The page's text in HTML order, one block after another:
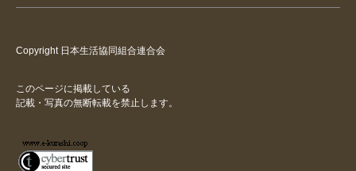
Copyright 日本生活協同組合連合会
このページに掲載している
記載・写真の無断転載を禁止します。